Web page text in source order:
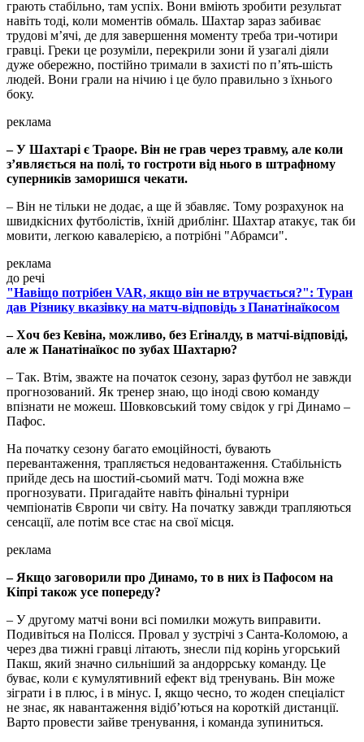
грають стабільно, там успіх. Вони вміють зробити результат
навіть тоді, коли моментів обмаль. Шахтар зараз забиває
трудові м’ячі, де для завершення моменту треба три-чотири
гравці. Греки це розуміли, перекрили зони й узагалі діяли
дуже обережно, постійно тримали в захисті по п’ять-шість
людей. Вони грали на нічию і це було правильно з їхнього
боку.
реклама
– У Шахтарі є Траоре. Він не грав через травму, але коли
з’являється на полі, то гостроти від нього в штрафному
суперників заморишся чекати.
– Він не тільки не додає, а ще й збавляє. Тому розрахунок на
швидкісних футболістів, їхній дриблінг. Шахтар атакує, так би
мовити, легкою кавалерією, а потрібні "Абрамси".
реклама
до речі
"Навіщо потрібен VAR, якщо він не втручається?": Туран
дав Різнику вказівку на матч-відповідь з Панатінаїкосом
– Хоч без Кевіна, можливо, без Егіналду, в матчі-відповіді,
але ж Панатінаїкос по зубах Шахтарю?
– Так. Втім, зважте на початок сезону, зараз футбол не завжди
прогнозований. Як тренер знаю, що іноді свою команду
впізнати не можеш. Шовковський тому свідок у грі Динамо –
Пафос.
На початку сезону багато емоційності, бувають
перевантаження, трапляється недовантаження. Стабільність
прийде десь на шостий-сьомий матч. Тоді можна вже
прогнозувати. Пригадайте навіть фінальні турніри
чемпіонатів Європи чи світу. На початку завжди трапляються
сенсації, але потім все стає на свої місця.
реклама
– Якщо заговорили про Динамо, то в них із Пафосом на
Кіпрі також усе попереду?
– У другому матчі вони всі помилки можуть виправити.
Подивіться на Полісся. Провал у зустрічі з Санта-Коломою, а
через два тижні гравці літають, знесли під корінь угорський
Пакш, який значно сильніший за андоррську команду. Це
буває, коли є кумулятивний ефект від тренувань. Він може
зіграти і в плюс, і в мінус. І, якщо чесно, то жоден спеціаліст
не знає, як навантаження відіб’ються на короткій дистанції.
Варто провести зайве тренування, і команда зупиниться.